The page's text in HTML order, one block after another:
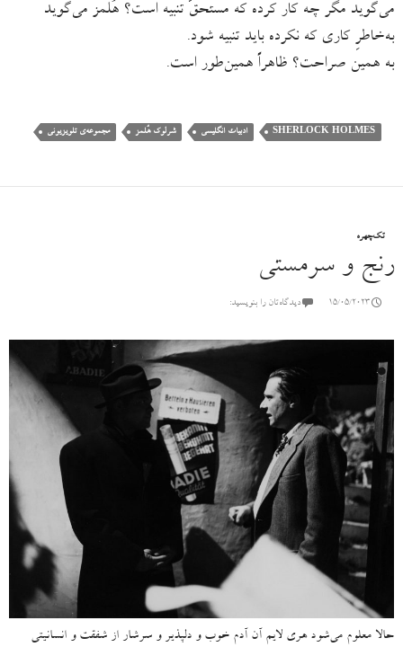
می‌گوید مگر چه کار کرده که مستحقّ تنبیه است؟ هُلمز می‌گوید
به‌خاطرِ کاری که نکرده باید تنبیه شود.
به همین صراحت؟ ظاهراً همین‌طور است.
SHERLOCK HOLMES ادبیات انگلیسی شرلوک هُلمز مجموعه‌ی تلویزیونی
تک‌چهره
رنج و سرمستی
15/05/2023 دیدگاه‌تان را بنویسید:
حالا معلوم می‌شود هری لایم آن آدم خوب و دلپذیر و سرشار از شفقت و انسانیتی